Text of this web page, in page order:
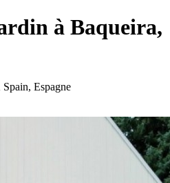
à Baqueira,
Espagne